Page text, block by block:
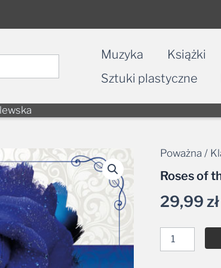
Muzyka Książki
Sztuki plastyczne
Poważna /
Roses of
29,99zł
ilość
of
Classic
Violin
Natalia